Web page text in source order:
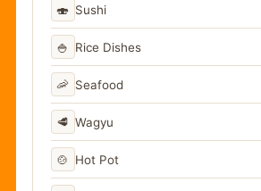
🍣 Sushi
🍚 Rice Dishes
🦐 Seafood
🥩 Wagyu
🍲 Hot Pot